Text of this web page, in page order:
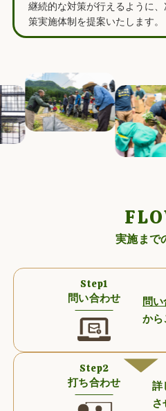
継続的な対策が行えるように
策実施体制を提案いたします。
実施まで
Step1
問い合わせ
問
から
Step2
打ち合わせ
詳
さ